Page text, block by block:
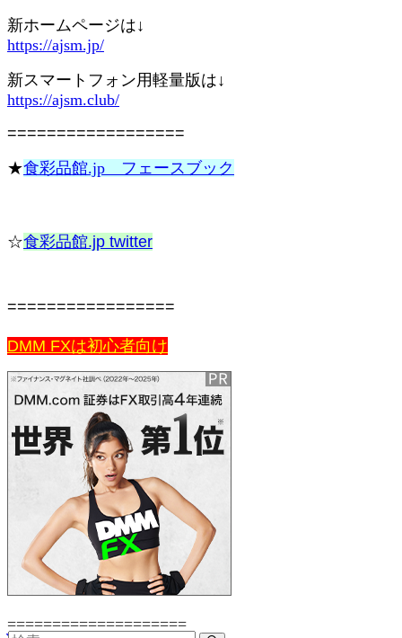
新ホームページは↓
https://ajsm.jp/
新スマートフォン用軽量版は↓
https://ajsm.club/
==================
★食彩品館.jp フェースブック
☆食彩品館.jp twitter
=================
DMM FXは初心者向け
====================